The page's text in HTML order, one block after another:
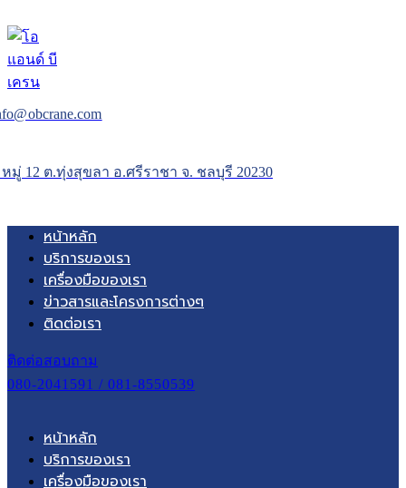
หมู่ 12 ต.ทุ่งสุขลา อ.ศรีราชา จ. ชลบุรี 20230
หน้าหลัก
บริการของเรา
เครื่องมือของเรา
ข่าวสารและโครงการต่างๆ
ติดต่อเรา
ติดต่อสอบถาม
080-2041591 / 081-8550539
หน้าหลัก
บริการของเรา
เครื่องมือของเรา